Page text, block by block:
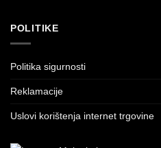
POLITIKE
Politika sigurnosti
Reklamacije
Uslovi korištenja internet trgovine